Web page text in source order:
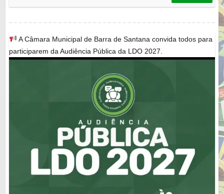
A Câmara Municipal de Barra de Santana convida todos para
participarem da Audiência Pública da LDO 2027.